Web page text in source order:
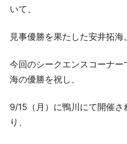
いて、
見事優勝を果たした安井拓海。
今回のシークエンスコーナー
海の優勝を祝し、
9/15（月）に鴨川にて開催さ
り、